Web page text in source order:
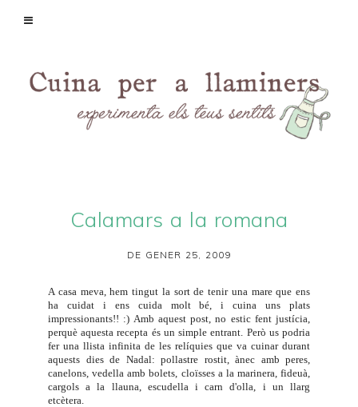
Calamars a la romana
DE GENER 25, 2009
A casa meva, hem tingut la sort de tenir una mare que ens
ha cuidat i ens cuida molt bé, i cuina uns plats
impressionants!! :) Amb aquest post, no estic fent justícia,
perquè aquesta recepta és un simple entrant. Però us podria
fer una llista infinita de les relíquies que va cuinar durant
aquests dies de Nadal: pollastre rostit, ànec amb peres,
canelons, vedella amb bolets, cloïsses a la marinera, fideuà,
cargols a la llauna, escudella i carn d'olla, i un llarg
etcètera.